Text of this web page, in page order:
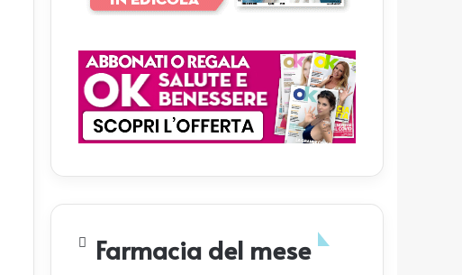
Farmacia del mese